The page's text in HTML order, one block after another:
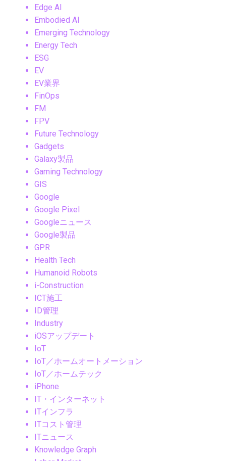
Edge AI
Embodied AI
Emerging Technology
Energy Tech
ESG
EV
EV業界
FinOps
FM
FPV
Future Technology
Gadgets
Galaxy製品
Gaming Technology
GIS
Google
Google Pixel
Googleニュース
Google製品
GPR
Health Tech
Humanoid Robots
i-Construction
ICT施工
ID管理
Industry
iOSアップデート
IoT
IoT／ホームオートメーション
IoT／ホームテック
iPhone
IT・インターネット
ITインフラ
ITコスト管理
ITニュース
Knowledge Graph